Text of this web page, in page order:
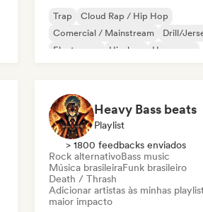
Trap
Cloud Rap / Hip Hop
Comercial / Mainstream
Drill/
Electropop
Hip-hop
Hyperpop
Heavy Bass beats
Playlist
> 1800 feedbacks enviados
Rock alternativoBass music
Música brasileiraFunk brasileiro
Death / Thrash
Adicionar artistas às minhas
maior impacto